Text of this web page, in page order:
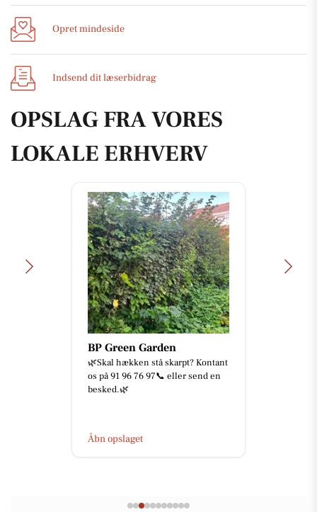
Opret mindeside
Indsend dit læserbidrag
OPSLAG FRA VORES
LOKALE ERHVERV
BP Green Garden
🌿Skal hækken stå skarpt? Kontant
os på 91 96 76 97📞 eller send en
besked.🌿
Åbn opslaget